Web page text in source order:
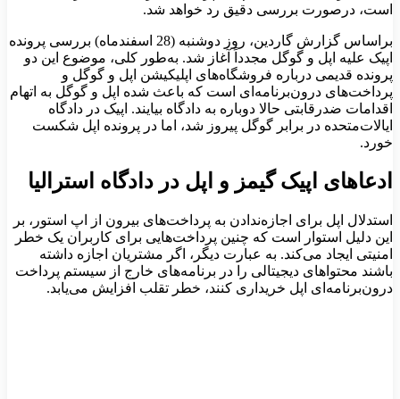
است، درصورت بررسی دقیق رد خواهد شد.
براساس گزارش گاردین، روز دوشنبه (28 اسفندماه) بررسی پرونده
اپیک علیه اپل و گوگل مجدداً آغاز شد. به‌طور کلی، موضوع این دو
پرونده قدیمی درباره فروشگاه‌‌های اپلیکیشن اپل و گوگل و
پرداخت‌های درون‌برنامه‌ای است که باعث شده اپل و گوگل به اتهام
اقدامات ضدرقابتی حالا دوباره به دادگاه بیایند. اپیک در دادگاه
ایالات‌متحده در برابر گوگل پیروز شد، اما در پرونده اپل شکست
خورد.
ادعاهای اپیک گیمز و اپل در دادگاه استرالیا
استدلال اپل برای اجازه‌ندادن به پرداخت‌های بیرون از اپ استور، بر
این دلیل استوار است که چنین پرداخت‌هایی برای کاربران یک خطر
امنیتی ایجاد می‌کند. به عبارت دیگر، اگر مشتریان اجازه داشته
باشند محتواهای دیجیتالی را در برنامه‌های خارج از سیستم پرداخت
درون‌برنامه‌ای اپل خریداری کنند، خطر تقلب افزایش می‌یابد.